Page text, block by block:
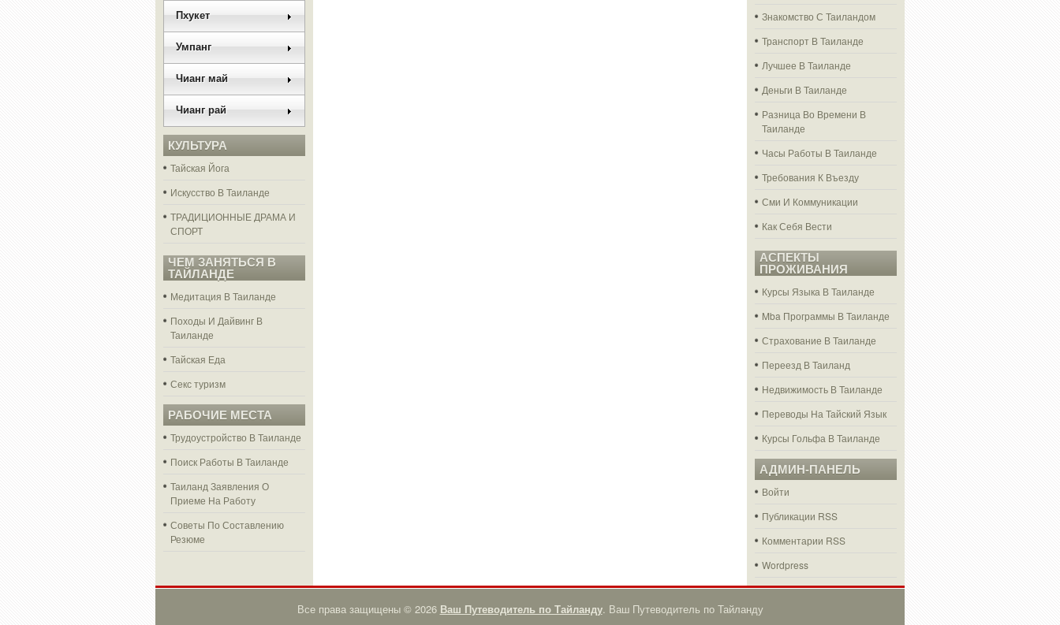
Пхукет
Умпанг
Чианг май
Чианг рай
КУЛЬТУРА
Тайская Йога
Искусство В Таиланде
ТРАДИЦИОННЫЕ ДРАМА И
СПОРТ
ЧЕМ ЗАНЯТЬСЯ В
ТАЙЛАНДЕ
Медитация В Таиланде
Походы И Дайвинг В
Таиланде
Тайская Еда
Секс туризм
РАБОЧИЕ МЕСТА
Трудоустройство В Таиланде
Поиск Работы В Таиланде
Таиланд Заявления О
Приеме На Работу
Советы По Составлению
Резюме
Знакомство С Таиландом
Транспорт В Таиланде
Лучшее В Таиланде
Деньги В Таиланде
Разница Во Времени В
Таиланде
Часы Работы В Таиланде
Требования К Въезду
Сми И Коммуникации
Как Себя Вести
АСПЕКТЫ
ПРОЖИВАНИЯ
Курсы Языка В Таиланде
Mba Программы В Таиланде
Страхование В Таиланде
Переезд В Таиланд
Недвижимость В Таиланде
Переводы На Тайский Язык
Курсы Гольфа В Таиланде
АДМИН-ПАНЕЛЬ
Войти
Публикации RSS
Комментарии RSS
Wordpress
Все права защищены © 2026 Ваш Путеводитель по Тайланду. Ваш Путеводитель по Тайланду